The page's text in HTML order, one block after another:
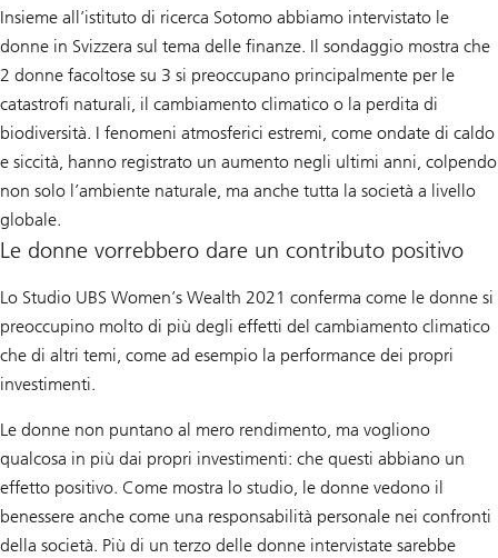
Insieme all’istituto di ricerca Sotomo abbiamo intervistato le
donne in Svizzera sul tema delle finanze. Il sondaggio mostra che
2 donne facoltose su 3 si preoccupano principalmente per le
catastrofi naturali, il cambiamento climatico o la perdita di
biodiversità. I fenomeni atmosferici estremi, come ondate di caldo
e siccità, hanno registrato un aumento negli ultimi anni, colpendo
non solo l’ambiente naturale, ma anche tutta la società a livello
globale.
Le donne vorrebbero dare un contributo positivo
Lo Studio UBS Women’s Wealth 2021 conferma come le donne si
preoccupino molto di più degli effetti del cambiamento climatico
che di altri temi, come ad esempio la performance dei propri
investimenti.
Le donne non puntano al mero rendimento, ma vogliono
qualcosa in più dai propri investimenti: che questi abbiano un
effetto positivo. Come mostra lo studio, le donne vedono il
benessere anche come una responsabilità personale nei confronti
della società. Più di un terzo delle donne intervistate sarebbe